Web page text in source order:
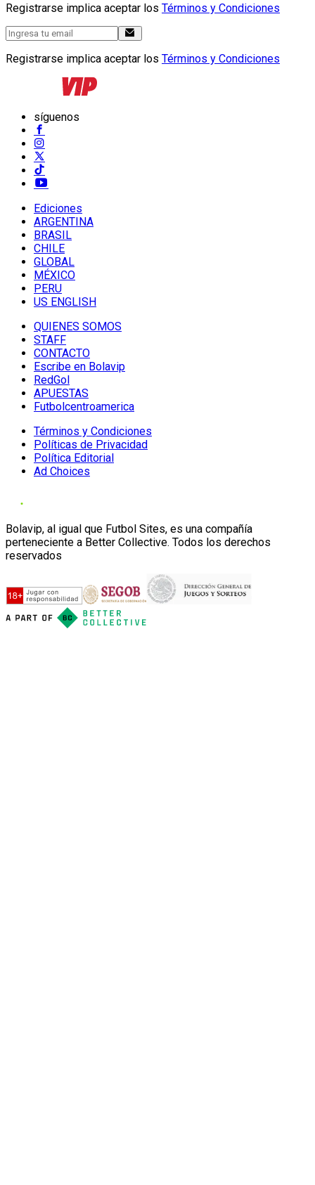
Registrarse implica aceptar los Términos y Condiciones
Registrarse implica aceptar los Términos y Condiciones
síguenos
Ediciones
ARGENTINA
BRASIL
CHILE
GLOBAL
MÉXICO
PERU
US ENGLISH
QUIENES SOMOS
STAFF
CONTACTO
Escribe en Bolavip
RedGol
APUESTAS
Futbolcentroamerica
Términos y Condiciones
Políticas de Privacidad
Política Editorial
Ad Choices
Bolavip, al igual que Futbol Sites, es una compañía
perteneciente a Better Collective. Todos los derechos
reservados